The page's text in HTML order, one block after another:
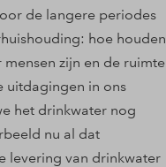
de langere periodes
hoe houden
zijn en de ruimte
uitdagingen in ons
het drinkwater nog
nu al dat
levering van drinkwater